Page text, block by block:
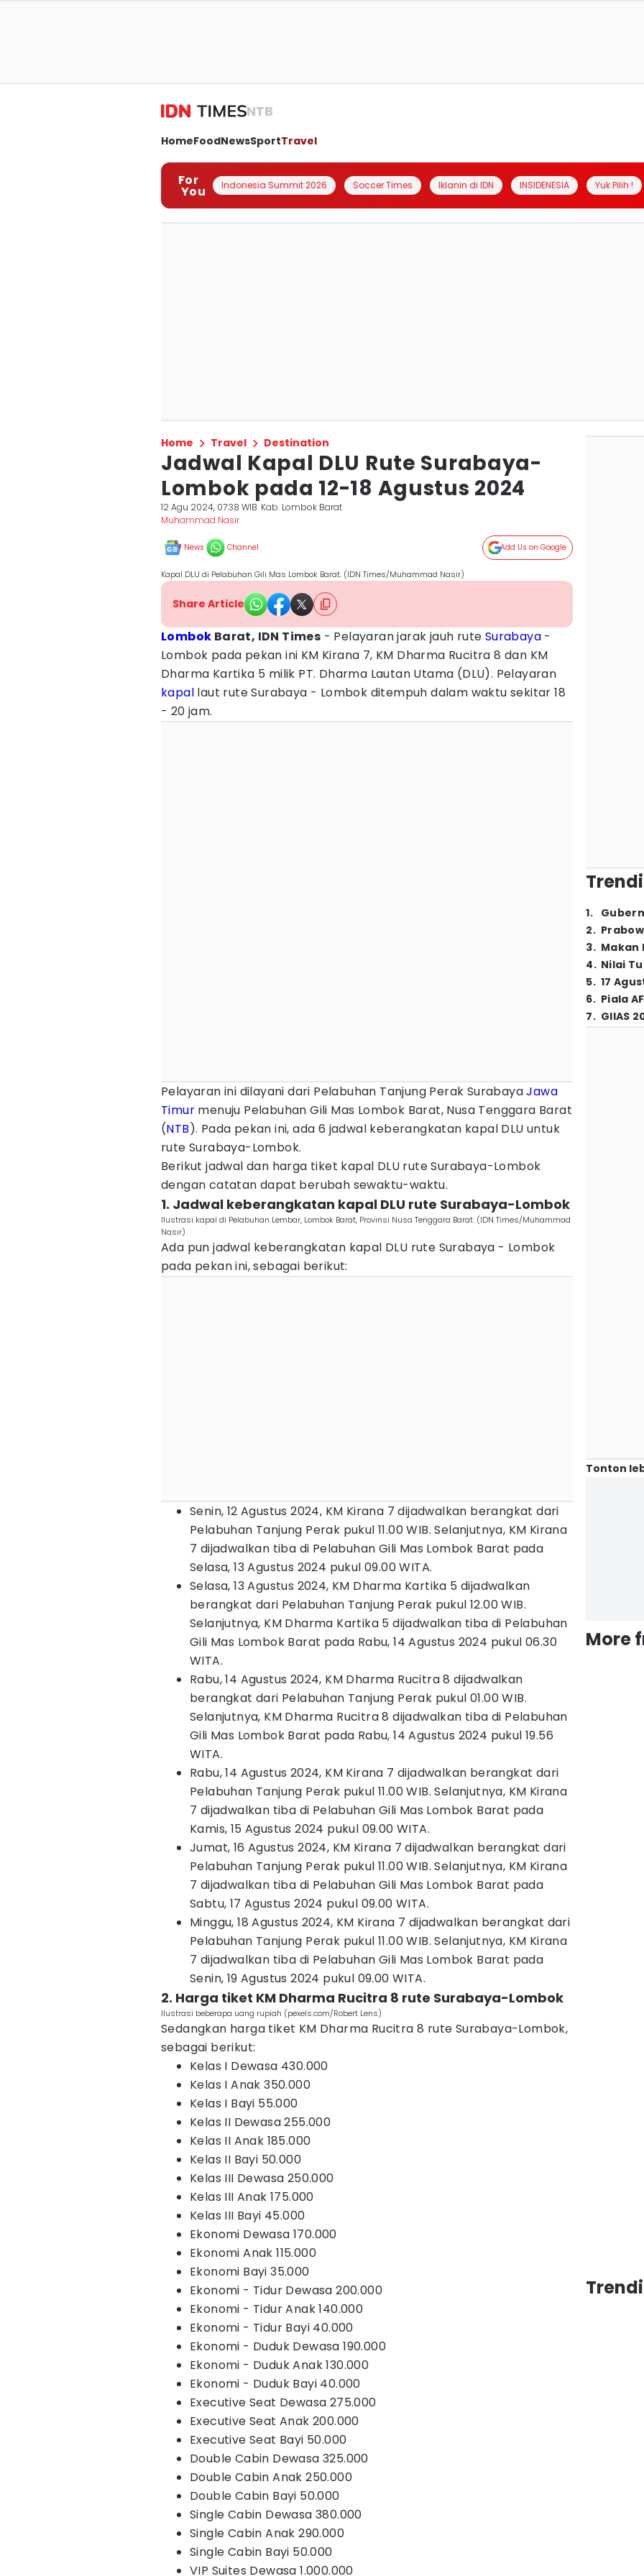
NTB
HomeFoodNewsSportTravel
For
You Indonesia Summit 2026 Soccer Times Iklanin di IDN INSIDENESIA Yuk Pilih !
Home Travel Destination
Jadwal Kapal DLU Rute Surabaya-
Lombok pada 12-18 Agustus 2024
12 Agu 2024, 07:38 WIB Kab. Lombok Barat
Muhammad Nasir
News Channel Add Us on Google
Kapal DLU di Pelabuhan Gili Mas Lombok Barat. (IDN Times/Muhammad Nasir)
Share Article
Lombok Barat, IDN Times - Pelayaran jarak jauh rute Surabaya -
Lombok pada pekan ini KM Kirana 7, KM Dharma Rucitra 8 dan KM
Dharma Kartika 5 milik PT. Dharma Lautan Utama (DLU). Pelayaran
kapal laut rute Surabaya - Lombok ditempuh dalam waktu sekitar 18
- 20 jam.
Pelayaran ini dilayani dari Pelabuhan Tanjung Perak SurabayaJawa
Timur menuju Pelabuhan Gili Mas Lombok Barat, Nusa Tenggara Barat
(NTB). Pada pekan ini, ada 6 jadwal keberangkatan kapal DLU untuk
rute Surabaya-Lombok.
Berikut jadwal dan harga tiket kapal DLU rute Surabaya-Lombok
dengan catatan dapat berubah sewaktu-waktu.
1. Jadwal keberangkatan kapal DLU rute Surabaya-Lombok
Ilustrasi kapal di Pelabuhan Lembar, Lombok Barat, Provinsi Nusa Tenggara Barat. (IDN Times/Muhammad
Nasir)
Ada pun jadwal keberangkatan kapal DLU rute Surabaya - Lombok
pada pekan ini, sebagai berikut:
Senin, 12 Agustus 2024, KM Kirana 7 dijadwalkan berangkat dari
Pelabuhan Tanjung Perak pukul 11.00 WIB. Selanjutnya, KM Kirana
7 dijadwalkan tiba di Pelabuhan Gili Mas Lombok Barat pada
Selasa, 13 Agustus 2024 pukul 09.00 WITA.
Selasa, 13 Agustus 2024, KM Dharma Kartika 5 dijadwalkan
berangkat dari Pelabuhan Tanjung Perak pukul 12.00 WIB.
Selanjutnya, KM Dharma Kartika 5 dijadwalkan tiba di Pelabuhan
Gili Mas Lombok Barat pada Rabu, 14 Agustus 2024 pukul 06.30
WITA.
Rabu, 14 Agustus 2024, KM Dharma Rucitra 8 dijadwalkan
berangkat dari Pelabuhan Tanjung Perak pukul 01.00 WIB.
Selanjutnya, KM Dharma Rucitra 8 dijadwalkan tiba di Pelabuhan
Gili Mas Lombok Barat pada Rabu, 14 Agustus 2024 pukul 19.56
WITA.
Rabu, 14 Agustus 2024, KM Kirana 7 dijadwalkan berangkat dari
Pelabuhan Tanjung Perak pukul 11.00 WIB. Selanjutnya, KM Kirana
7 dijadwalkan tiba di Pelabuhan Gili Mas Lombok Barat pada
Kamis, 15 Agustus 2024 pukul 09.00 WITA.
Jumat, 16 Agustus 2024, KM Kirana 7 dijadwalkan berangkat dari
Pelabuhan Tanjung Perak pukul 11.00 WIB. Selanjutnya, KM Kirana
7 dijadwalkan tiba di Pelabuhan Gili Mas Lombok Barat pada
Sabtu, 17 Agustus 2024 pukul 09.00 WITA.
Minggu, 18 Agustus 2024, KM Kirana 7 dijadwalkan berangkat dari
Pelabuhan Tanjung Perak pukul 11.00 WIB. Selanjutnya, KM Kirana
7 dijadwalkan tiba di Pelabuhan Gili Mas Lombok Barat pada
Senin, 19 Agustus 2024 pukul 09.00 WITA.
2. Harga tiket KM Dharma Rucitra 8 rute Surabaya-Lombok
Ilustrasi beberapa uang rupiah (pexels.com/Robert Lens)
Sedangkan harga tiket KM Dharma Rucitra 8 rute Surabaya-Lombok,
sebagai berikut:
Kelas I Dewasa 430.000
Kelas I Anak 350.000
Kelas I Bayi 55.000
Kelas II Dewasa 255.000
Kelas II Anak 185.000
Kelas II Bayi 50.000
Kelas III Dewasa 250.000
Kelas III Anak 175.000
Kelas III Bayi 45.000
Ekonomi Dewasa 170.000
Ekonomi Anak 115.000
Ekonomi Bayi 35.000
Ekonomi - Tidur Dewasa 200.000
Ekonomi - Tidur Anak 140.000
Ekonomi - Tidur Bayi 40.000
Ekonomi - Duduk Dewasa 190.000
Ekonomi - Duduk Anak 130.000
Ekonomi - Duduk Bayi 40.000
Executive Seat Dewasa 275.000
Executive Seat Anak 200.000
Executive Seat Bayi 50.000
Double Cabin Dewasa 325.000
Double Cabin Anak 250.000
Double Cabin Bayi 50.000
Single Cabin Dewasa 380.000
Single Cabin Anak 290.000
Single Cabin Bayi 50.000
VIP Suites Dewasa 1.000.000
1.
2.
3. Makan
4. Nilai
5. 17
6. Piala
7. GIIAS
Tonton
More